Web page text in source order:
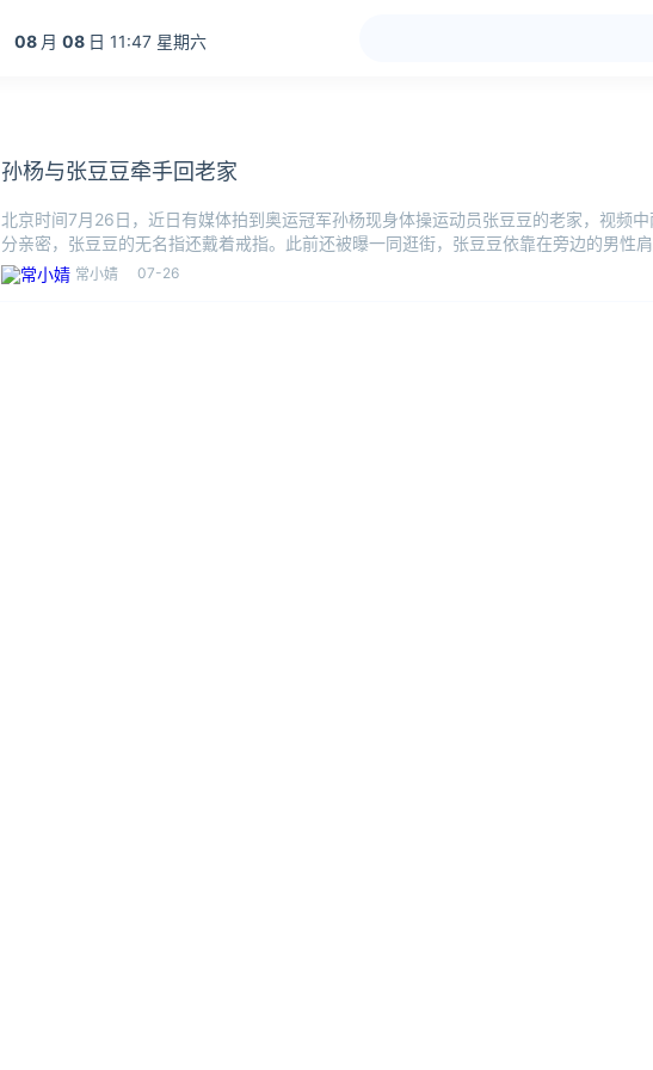
08 月 08 日 11:47 星期六
孙杨与张豆豆牵手回老家
北京时间7月26日，近日有媒体拍到奥运冠军孙杨现身体操运动员张豆豆的老家，视频
分亲密，张豆豆的无名指还戴着戒指。此前还被曝一同逛街，张豆豆依靠在旁边的男性
紧地贴在一起，
常小婧 07-26